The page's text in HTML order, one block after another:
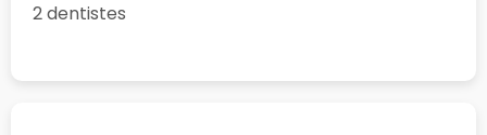
2 dentistes